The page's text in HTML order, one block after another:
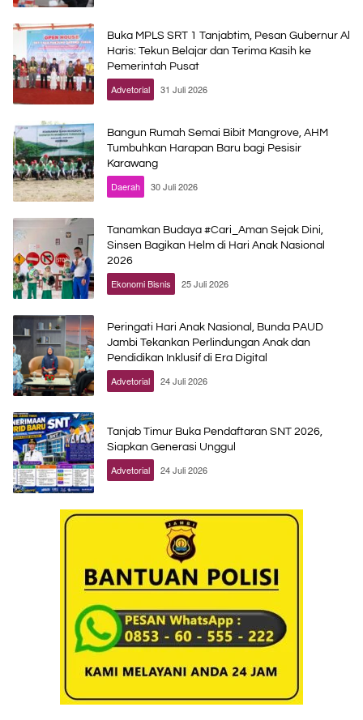
Buka MPLS SRT 1 Tanjabtim, Pesan Gubernur Al
Haris: Tekun Belajar dan Terima Kasih ke
Pemerintah Pusat
Advetorial 31 Juli 2026
Bangun Rumah Semai Bibit Mangrove, AHM
Tumbuhkan Harapan Baru bagi Pesisir
Karawang
Daerah 30 Juli 2026
Tanamkan Budaya #Cari_Aman Sejak Dini,
Sinsen Bagikan Helm di Hari Anak Nasional
2026
Ekonomi Bisnis 25 Juli 2026
Peringati Hari Anak Nasional, Bunda PAUD
Jambi Tekankan Perlindungan Anak dan
Pendidikan Inklusif di Era Digital
Advetorial 24 Juli 2026
Tanjab Timur Buka Pendaftaran SNT 2026,
Siapkan Generasi Unggul
Advetorial 24 Juli 2026